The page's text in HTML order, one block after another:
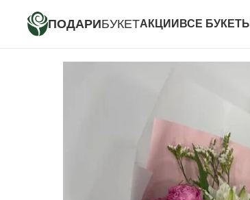
ПОДАРИБУКЕТАКЦИИ ВСЕ БУКЕТЫ